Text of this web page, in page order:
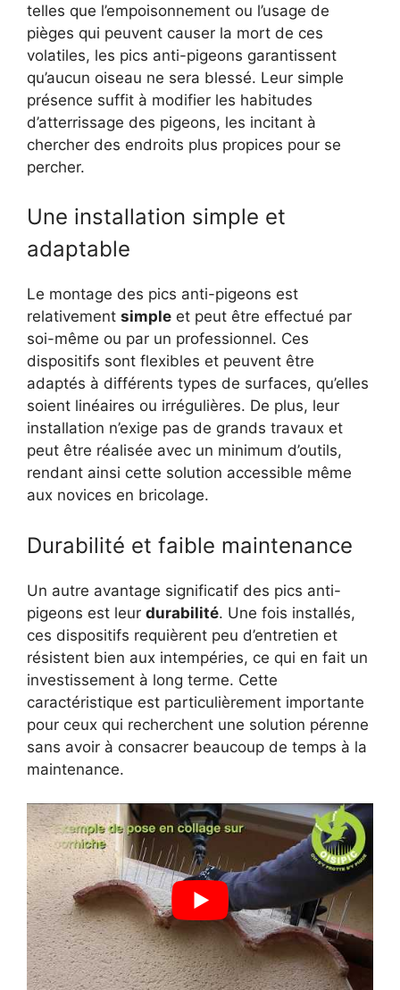
telles que l’empoisonnement ou l’usage de
pièges qui peuvent causer la mort de ces
volatiles, les pics anti-pigeons garantissent
qu’aucun oiseau ne sera blessé. Leur simple
présence suffit à modifier les habitudes
d’atterrissage des pigeons, les incitant à
chercher des endroits plus propices pour se
percher.
Une installation simple et
adaptable
Le montage des pics anti-pigeons est
relativement simple et peut être effectué par
soi-même ou par un professionnel. Ces
dispositifs sont flexibles et peuvent être
adaptés à différents types de surfaces, qu’elles
soient linéaires ou irrégulières. De plus, leur
installation n’exige pas de grands travaux et
peut être réalisée avec un minimum d’outils,
rendant ainsi cette solution accessible même
aux novices en bricolage.
Durabilité et faible maintenance
Un autre avantage significatif des pics anti-
pigeons est leur durabilité. Une fois installés,
ces dispositifs requièrent peu d’entretien et
résistent bien aux intempéries, ce qui en fait un
investissement à long terme. Cette
caractéristique est particulièrement importante
pour ceux qui recherchent une solution pérenne
sans avoir à consacrer beaucoup de temps à la
maintenance.